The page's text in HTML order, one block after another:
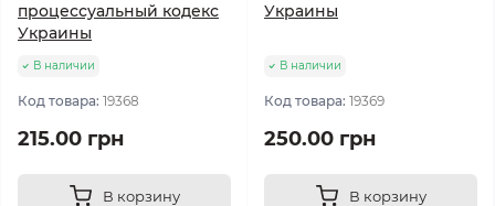
процессуальный кодекс
Украины
В наличии
Код товара: 19368
215.00 грн
В корзину
Украины
В наличии
Код товара: 19369
250.00 грн
В корзину